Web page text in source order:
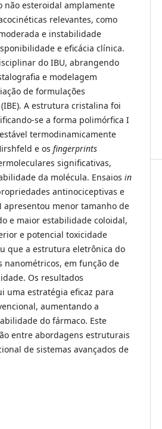
não esteroidal amplamente
relevantes, como
e instabilidade
e eficácia clínica.
do IBU, abrangendo
e modelagem
de formulações
A estrutura cristalina foi
se a forma polimórfica I
termodinamicamente
e os fingerprints
significativas,
da molécula. Ensaios in
antinociceptivas e
apresentou menor tamanho de
e maior estabilidade coloidal,
e potencial toxicidade
que a estrutura eletrônica do
nanométricos, em função de
Os resultados
uma estratégia eficaz para
aumentando a
do fármaco. Este
entre abordagens estruturais
de sistemas avançados de